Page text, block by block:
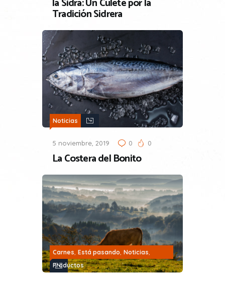
la Sidra: Un Culete por la
Tradición Sidrera
Noticias
5 noviembre, 2019 0 0
La Costera del Bonito
Carnes, Está pasando, Noticias,
Productos